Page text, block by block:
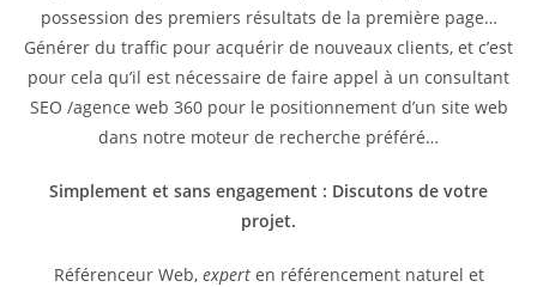
possession des premiers résultats de la première page…
Générer du traffic pour acquérir de nouveaux clients, et c’est
pour cela qu’il est nécessaire de faire appel à un consultant
SEO /agence web 360 pour le positionnement d’un site web
dans notre moteur de recherche préféré…
Simplement et sans engagement : Discutons de votre
projet.
Référenceur Web, experten référencement naturel et